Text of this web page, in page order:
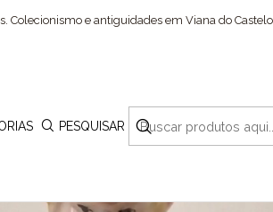
PESQUISAR
Colecionismo e antiguidades em Viana do Início